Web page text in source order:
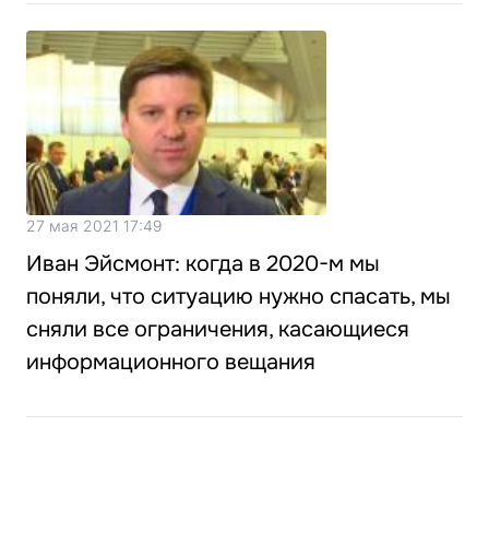
27 мая 2021 17:49
Иван Эйсмонт: когда в 2020-м мы
поняли, что ситуацию нужно спасать, мы
сняли все ограничения, касающиеся
информационного вещания